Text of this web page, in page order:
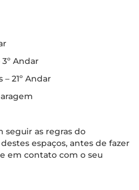
Andar
– 21º Andar
seguir as regras do
espaços, antes de fazer
em contato com o seu